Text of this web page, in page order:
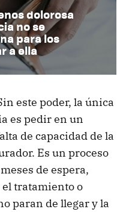
dolorosa
no se
para los
a ella
este poder, la única
es pedir en un
de capacidad de la
Es un proceso
de espera,
tratamiento o
paran de llegar y la